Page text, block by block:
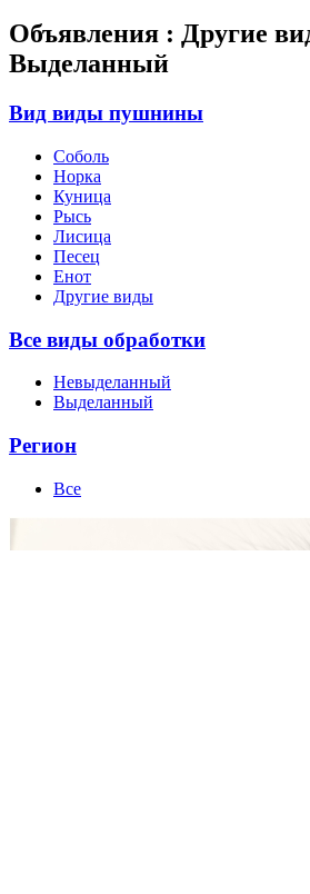
Объявления : Другие
Выделанный
Вид виды пушнины
Соболь
Норка
Куница
Рысь
Лисица
Песец
Енот
Другие виды
Все виды обработки
Невыделанный
Выделанный
Регион
Все